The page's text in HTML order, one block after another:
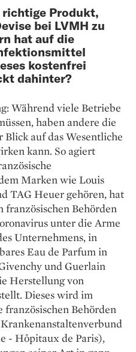
Produkt,
bei LVMH zu
hat auf die
kostenfrei
dahinter?
Während viele Betriebe
haben andere die
Blick auf das Wesentliche
kann. So agiert
Marken wie Louis
TAG Heuer gehören, hat
Behörden
unter die Arme
Unternehmens, in
Eau de Parfum in
und Guerlain
Herstellung von
Dieses wird im
französischen Behörden
- Hôpitaux de Paris),